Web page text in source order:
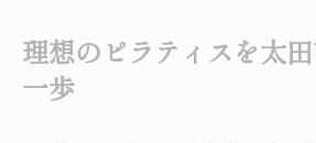
説
理想のピラティスを太
一歩